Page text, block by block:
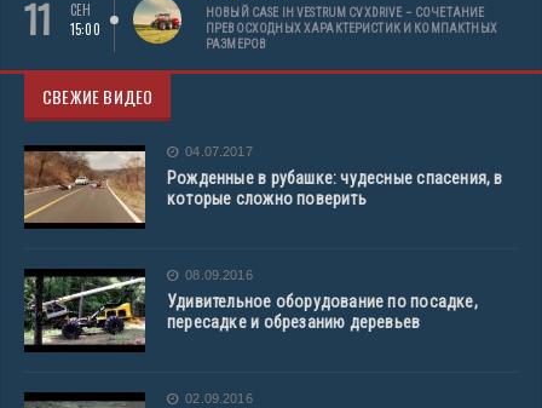
11
СЕН
15:00
НОВЫЙ CASE IH VESTRUM CVXDRIVE – СОЧЕТАНИЕ
ПРЕВОСХОДНЫХ ХАРАКТЕРИСТИК И КОМПАКТНЫХ
РАЗМЕРОВ
СВЕЖИЕ ВИДЕО
04.07.2017
Рожденные в рубашке: чудесные спасения, в
которые сложно поверить
08.09.2016
Удивительное оборудование по посадке,
пересадке и обрезанию деревьев
02.09.2016